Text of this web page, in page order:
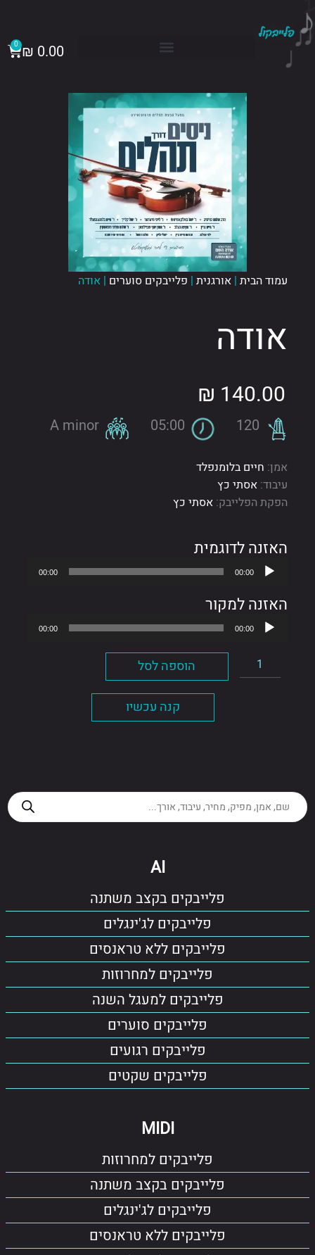
♩
₪ 0.00
0
עגלת
Products
search
AI
פלייבקים בקצב משתנה
פלייבקים לג'ינגלים
פלייבקים ללא טראנסים
פלייבקים למחרוזות
פלייבקים למעגל השנה
פלייבקים סוערים
פלייבקים רגועים
פלייבקים שקטים
MIDI
פלייבקים למחרוזות
פלייבקים בקצב משתנה
פלייבקים לג'ינגלים
פלייבקים ללא טראנסים
עמוד הבית| אורגנית| פלייבקים סוערים| אודה
אודה
₪ 140.00
120
05:00
A minor
אמן: חיים בלומנפלד
עיבוד: אסתי כץ
הפקת הפלייבק: אסתי כץ
האזנה לדוגמית
אודיו 00:00
00:00
האזנה למקור
אודיו 00:00
00:00
הוספה לסל
קנה עכשיו